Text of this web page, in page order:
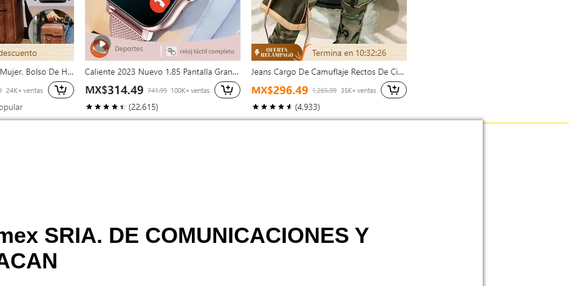
SRIA. DE COMUNICACIONES Y